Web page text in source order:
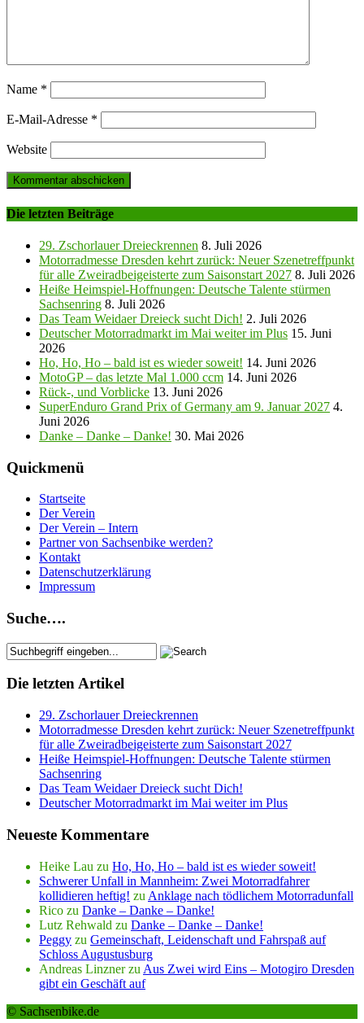
Name *
E-Mail-Adresse *
Website
Die letzten Beiträge
29. Zschorlauer Dreieckrennen 8. Juli 2026
Motorradmesse Dresden kehrt zurück: Neuer Szenetreffpunkt
für alle Zweiradbeigeisterte zum Saisonstart 2027 8. Juli 2026
Heiße Heimspiel-Hoffnungen: Deutsche Talente stürmen
Sachsenring 8. Juli 2026
Das Team Weidaer Dreieck sucht Dich! 2. Juli 2026
Deutscher Motorradmarkt im Mai weiter im Plus 15. Juni
2026
Ho, Ho, Ho – bald ist es wieder soweit! 14. Juni 2026
MotoGP – das letzte Mal 1.000 ccm 14. Juni 2026
Rück-, und Vorblicke 13. Juni 2026
SuperEnduro Grand Prix of Germany am 9. Januar 2027 4.
Juni 2026
Danke – Danke – Danke! 30. Mai 2026
Quickmenü
Startseite
Der Verein
Der Verein – Intern
Partner von Sachsenbike werden?
Kontakt
Datenschutzerklärung
Impressum
Suche….
Die letzten Artikel
29. Zschorlauer Dreieckrennen
Motorradmesse Dresden kehrt zurück: Neuer Szenetreffpunkt
für alle Zweiradbeigeisterte zum Saisonstart 2027
Heiße Heimspiel-Hoffnungen: Deutsche Talente stürmen
Sachsenring
Das Team Weidaer Dreieck sucht Dich!
Deutscher Motorradmarkt im Mai weiter im Plus
Neueste Kommentare
Heike Lau zu Ho, Ho, Ho – bald ist es wieder soweit!
Schwerer Unfall in Mannheim: Zwei Motorradfahrer
kollidieren heftig! zu Anklage nach tödlichem Motorradunfall
Rico zu Danke – Danke – Danke!
Lutz Rehwald zu Danke – Danke – Danke!
Peggy zu Gemeinschaft, Leidenschaft und Fahrspaß auf
Schloss Augustusburg
Andreas Linznerzu Aus Zwei wird Eins – Motogiro Dresden
gibt ein Geschäft auf
© Sachsenbike.de